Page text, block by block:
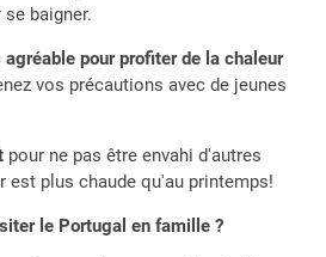
baigner.
pour profiter de la chaleur
vos précautions avec de jeunes
pour ne pas être envahi d'autres
est plus chaude qu'au printemps!
le Portugal en famille ?